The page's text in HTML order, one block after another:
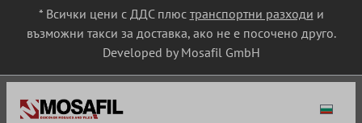
* Всички цени с ДДС плюс транспортни разходи и
възможни такси за доставка, ако не е посочено друго.
Developed by Mosafil GmbH